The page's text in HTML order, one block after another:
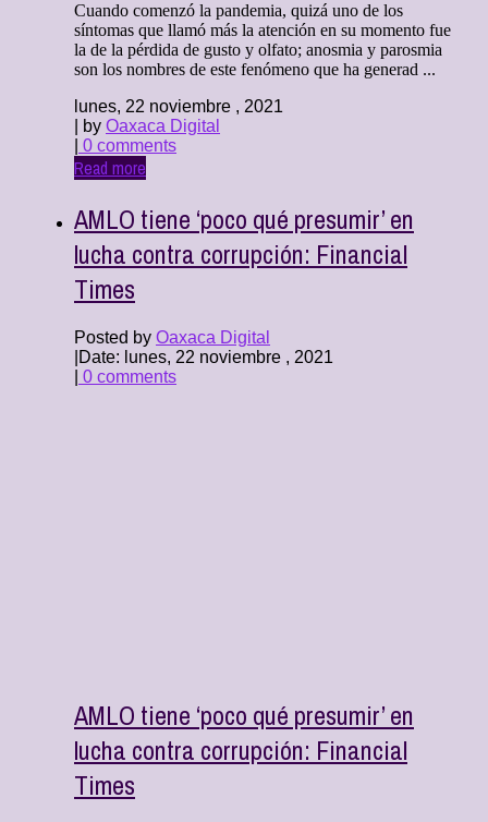
Cuando comenzó la pandemia, quizá uno de los
síntomas que llamó más la atención en su momento fue
la de la pérdida de gusto y olfato; anosmia y parosmia
son los nombres de este fenómeno que ha generad ...
lunes, 22 noviembre , 2021
| by Oaxaca Digital
0 comments
Read more
AMLO tiene ‘poco qué presumir’ en
lucha contra corrupción: Financial
Times
Posted by Oaxaca Digital
Date: lunes, 22 noviembre , 2021
0 comments
AMLO tiene ‘poco qué presumir’ en
lucha contra corrupción: Financial
Times